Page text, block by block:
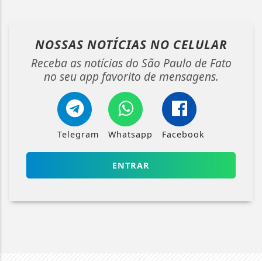
NOSSAS NOTÍCIAS NO CELULAR
Receba as notícias do São Paulo de Fato
no seu app favorito de mensagens.
Telegram Whatsapp Facebook
ENTRAR